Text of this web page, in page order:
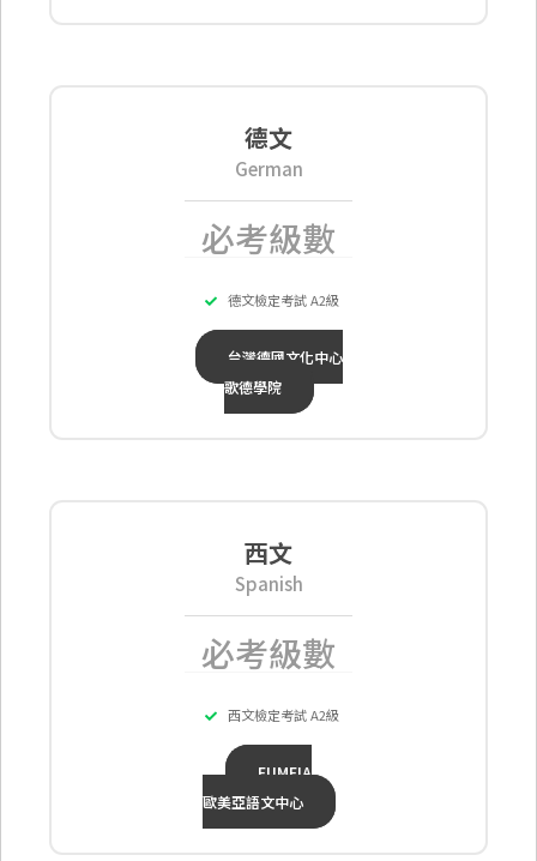
德文
German
必考級數
德文檢定考試 A2級
台灣德國文化中心
歌德學院
西文
Spanish
必考級數
西文檢定考試 A2級
EUMEIA
歐美亞語文中心